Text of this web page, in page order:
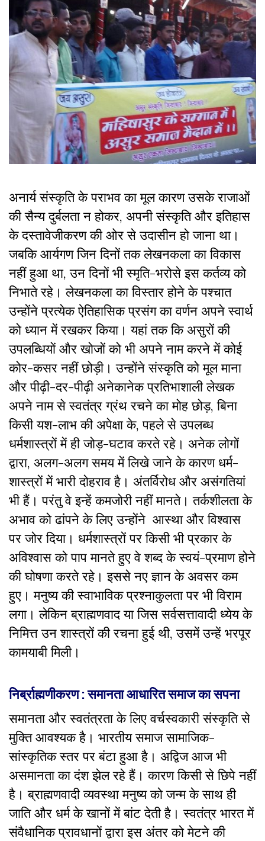
अनार्य संस्कृति के पराभव का मूल कारण उसके राजाओं
की सैन्य दुर्बलता न होकर, अपनी संस्कृति और इतिहास
के दस्तावेजीकरण की ओर से उदासीन हो जाना था।
जबकि आर्यगण जिन दिनों तक लेखनकला का विकास
नहीं हुआ था, उन दिनों भी स्मृति-भरोसे इस कर्तव्य को
निभाते रहे। लेखनकला का विस्तार होने के पश्चात
उन्होंने प्रत्येक ऐतिहासिक प्रसंग का वर्णन अपने स्वार्थ
को ध्यान में रखकर किया। यहां तक कि असुरों की
उपलब्धियों और खोजों को भी अपने नाम करने में कोई
कोर-कसर नहीं छोड़ी। उन्होंने संस्कृति को मूल माना
और पीढ़ी-दर-पीढ़ी अनेकानेक प्रतिभाशाली लेखक
अपने नाम से स्वतंत्र ग्रंथ रचने का मोह छोड़, बिना
किसी यश-लाभ की अपेक्षा के, पहले से उपलब्ध
धर्मशास्त्रों में ही जोड़-घटाव करते रहे। अनेक लोगों
द्वारा, अलग-अलग समय में लिखे जाने के कारण धर्म-
शास्त्रों में भारी दोहराव है। अंतर्विरोध और असंगतियां
भी हैं। परंतु वे इन्हें कमजोरी नहीं मानते। तर्कशीलता के
अभाव को ढांपने के लिए उन्होंने आस्था और विश्वास
पर जोर दिया। धर्मशास्त्रों पर किसी भी प्रकार के
अविश्वास को पाप मानते हुए वे शब्द के स्वयं-प्रमाण होने
की घोषणा करते रहे। इससे नए ज्ञान के अवसर कम
हुए। मनुष्य की स्वाभाविक प्रश्नाकुलता पर भी विराम
लगा। लेकिन ब्राह्मणवाद या जिस सर्वसत्तावादी ध्येय के
निमित्त उन शास्त्रों की रचना हुई थी, उसमें उन्हें भरपूर
कामयाबी मिली।
निर्ब्राह्मणीकरण: समानता आधारित समाज का सपना
समानता और स्वतंत्रता के लिए वर्चस्वकारी संस्कृति से
मुक्ति आवश्यक है। भारतीय समाज सामाजिक-
सांस्कृतिक स्तर पर बंटा हुआ है। अद्विज आज भी
असमानता का दंश झेल रहे हैं। कारण किसी से छिपे नहीं
है। ब्राह्मणवादी व्यवस्था मनुष्य को जन्म के साथ ही
जाति और धर्म के खानों में बांट देती है। स्वतंत्र भारत में
संवैधानिक प्रावधानों द्वारा इस अंतर को मेटने की